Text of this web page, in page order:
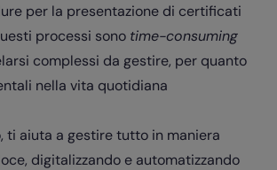
per la presentazione di certificati
processi sono time-consuming
complessi da gestire, per quanto
nella vita quotidiana
ti aiuta a gestire tutto in maniera
digitalizzando e automatizzando